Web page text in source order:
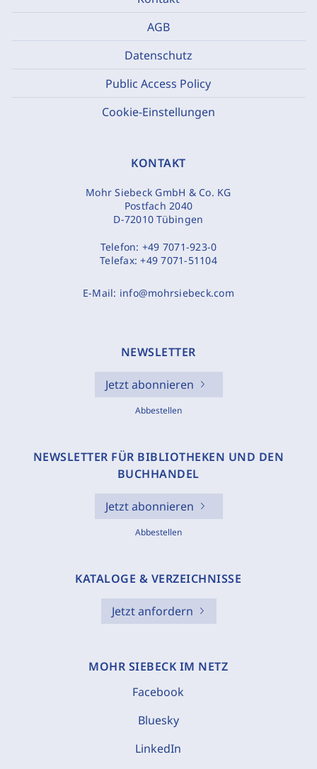
AGB
Datenschutz
Public Access Policy
Cookie-Einstellungen
KONTAKT
Mohr Siebeck GmbH & Co. KG
Postfach 2040
D-72010 Tübingen
Telefon: +49 7071-923-0
Telefax:+49 7071-51104
E-Mail: info@mohrsiebeck.com
NEWSLETTER
Jetzt abonnieren
Abbestellen
NEWSLETTER FÜR BIBLIOTHEKEN UND DEN
BUCHHANDEL
Jetzt abonnieren
Abbestellen
KATALOGE & VERZEICHNISSE
Jetzt anfordern
MOHR SIEBECK IM NETZ
Facebook
Bluesky
LinkedIn